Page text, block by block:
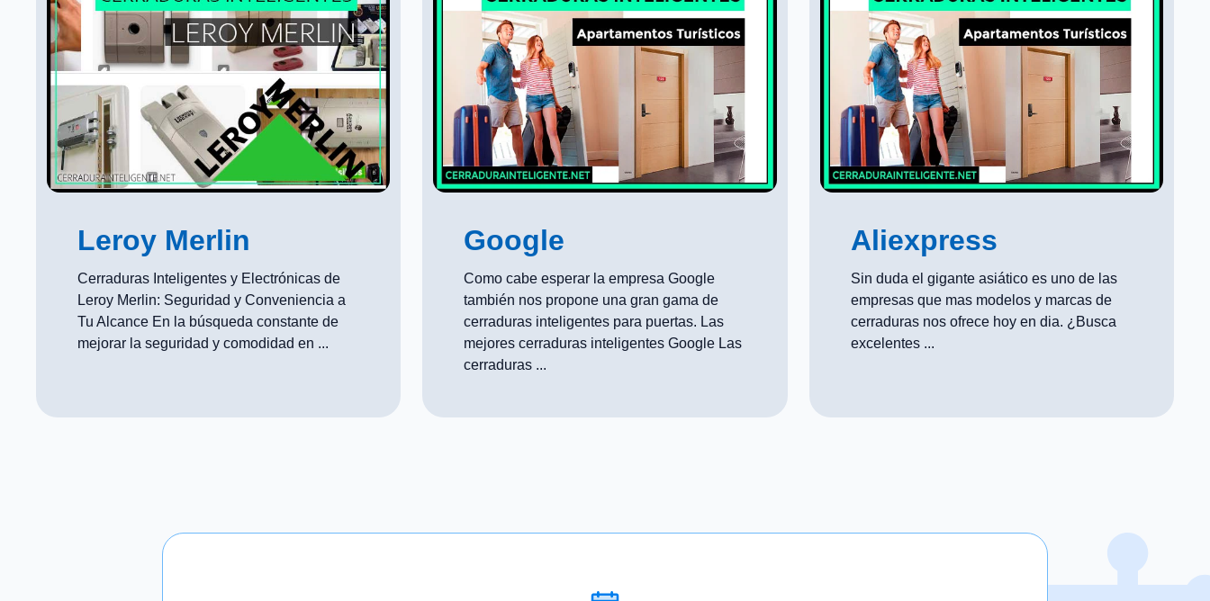
Leroy Merlin
Cerraduras Inteligentes y Electrónicas de
Leroy Merlin: Seguridad y Conveniencia a
Tu Alcance En la búsqueda constante de
mejorar la seguridad y comodidad en ...
Google
Como cabe esperar la empresa Google
también nos propone una gran gama de
cerraduras inteligentes para puertas. Las
mejores cerraduras inteligentes Google Las
cerraduras ...
Aliexpress
Sin duda el gigante asiático es uno de las
empresas que mas modelos y marcas de
cerraduras nos ofrece hoy en dia. ¿Busca
excelentes ...